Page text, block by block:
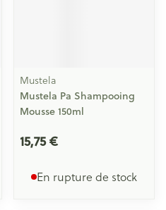
Mustela
Mustela Pa Shampooing
Mousse 150ml
15,75 €
En rupture de stock